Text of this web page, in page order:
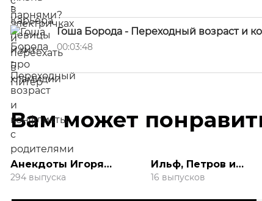
Гоша Борода - Переходный возраст и
00:03:48
Вам может
Анекдоты Игоря
Маменко
294 выпуска
Ильф, Петров и
Бурунов! 12 стульев
Золотой Теленок
16 выпусков